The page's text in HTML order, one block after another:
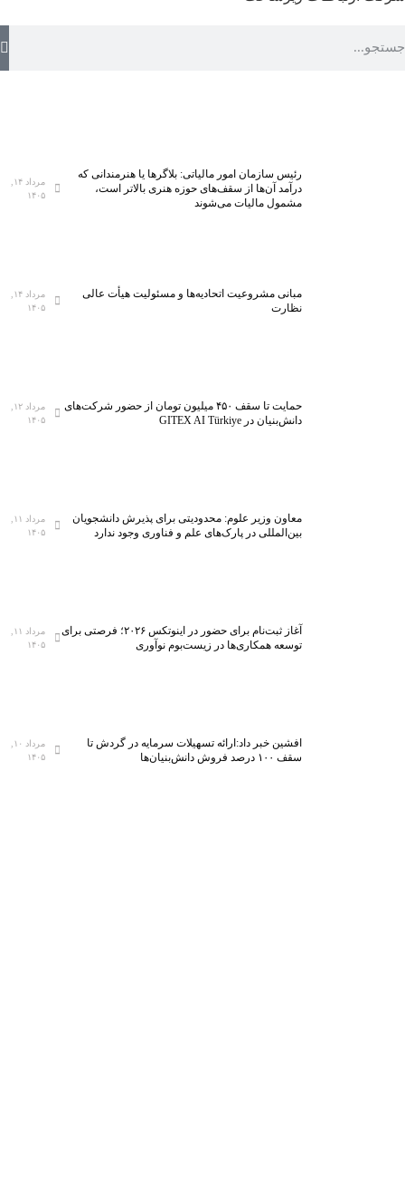
رئیس سازمان امور مالیاتی: بلاگر‌ها یا هنرمندانی که
درآمد آن‌ها از سقف‌های حوزه هنری بالاتر است،
مشمول مالیات می‌شوند
۱۴۰۵
مبانی مشروعیت اتحادیه‌ها و مسئولیت هیأت عالی
نظارت
۱۴۰۵
حمایت تا سقف ۴۵۰ میلیون تومان از حضور شرکت‌های
دانش‌بنیان در GITEX AI Türkiye
۱۴۰۵
معاون وزیر علوم: محدودیتی برای پذیرش دانشجویان
بین‌المللی در پارک‌های علم و فناوری وجود ندارد
۱۴۰۵
آغاز ثبت‌نام برای حضور در اینوتکس ۲۰۲۶؛ فرصتی برای
توسعه همکاری‌ها در زیست‌بوم نوآوری
۱۴۰۵
افشین خبر داد:ارائه تسهیلات سرمایه در گردش تا
سقف ۱۰۰ درصد فروش دانش‌بنیان‌ها
۱۴۰۵